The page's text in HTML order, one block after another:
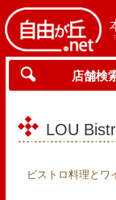
店舗検
LOU
ビストロ料理とワ